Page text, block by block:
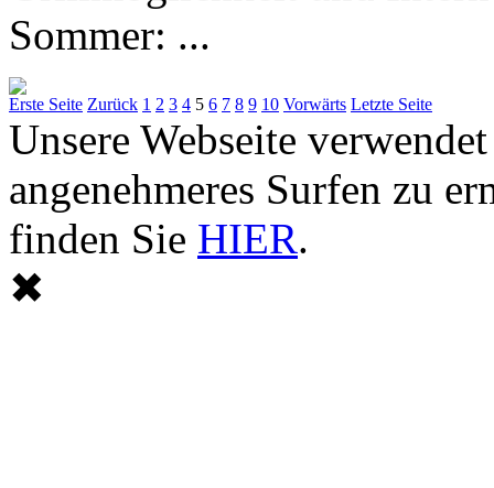
Sommer: ...
Erste Seite Zurück 1 2 3 4 5 6 7 8 9 10 Vorwärts Letzte Seite
Unsere Webseite
angenehmeres Surfen zu
finden Sie HIER.
✖